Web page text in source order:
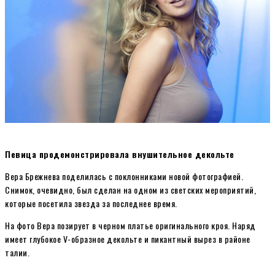
Певица продемонстрировала внушительное декольте
Вера Брежнева поделилась с поклонниками новой фотографией.
Снимок, очевидно, был сделан на одном из светских мероприятий,
которые посетила звезда за последнее время.
На фото Вера позирует в черном платье оригинального кроя. Наряд
имеет глубокое V-образное декольте и пикантный вырез в районе
талии.